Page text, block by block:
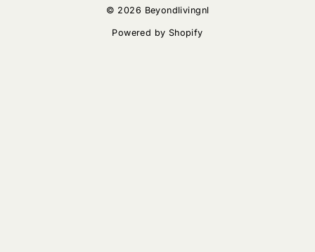
© 2026 Beyondlivingnl
Powered by Shopify